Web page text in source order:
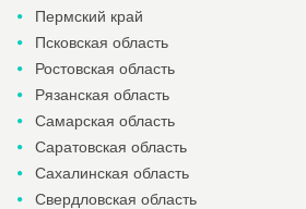
Пермский край
Псковская область
Ростовская область
Рязанская область
Самарская область
Саратовская область
Сахалинская область
Свердловская область